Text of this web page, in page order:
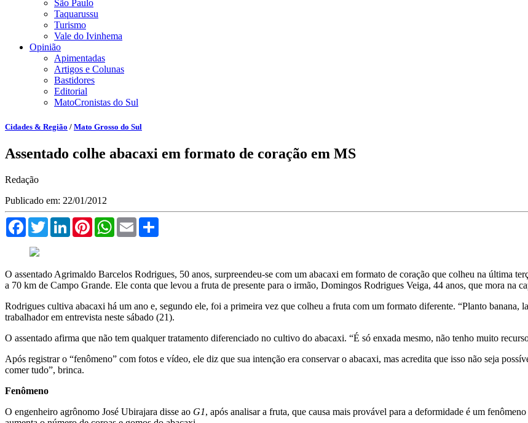
São Paulo
Taquarussu
Turismo
Vale do Ivinhema
Opinião
Apimentadas
Artigos e Colunas
Bastidores
Editorial
MatoCronistas do Sul
Cidades & Região / Mato Grosso do Sul
Assentado colhe abacaxi em formato de coração em MS
Redação
Publicado em: 22/01/2012
FacebookTwitterLinkedInPinterestWhatsApp
Email
O assentado Agrimaldo Barcelos Rodrigues, 50 anos, surpreendeu-se com um abacaxi em formato de coração que colheu na última
a 70 km de Campo Grande. Ele conta que levou a fruta de presente para o irmão, Domingos Rodrigues Veiga, 44 anos, que mora na
Rodrigues cultiva abacaxi há um ano e, segundo ele, foi a primeira vez que colheu a fruta com um formato diferente. “Planto banana,
trabalhador em entrevista neste sábado (21).
O assentado afirma que não tem qualquer tratamento diferenciado no cultivo do abacaxi. “É só enxada mesmo, não tenho muito
Após registrar o “fenômeno” com fotos e vídeo, ele diz que sua intenção era conservar o abacaxi, mas acredita que isso não seja
comer tudo”, brinca.
Fenômeno
O engenheiro agrônomo José Ubirajara disse ao G1, após analisar a fruta, que causa mais provável para a deformidade é um